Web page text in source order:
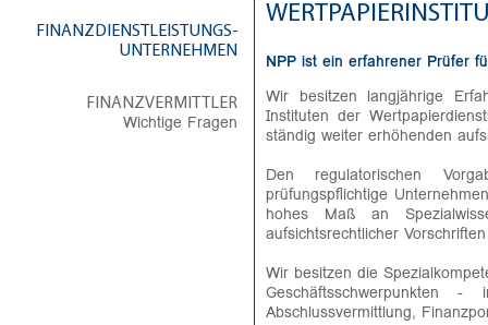
FINANZDIENSTLEISTUNGS­
UNTERNEHMEN
FINANZVERMITTLER
Wichtige Fragen
NPP ist ein erfahrener Prüfer
Wir besitzen langjährige
Instituten der
ständig weiter erhöhenden
Den regulatorischen
prüfungspflichtige
hohes Maß an
aufsichtsrechtlicher
Wir besitzen die
Geschäftsschwerpunkten -
Abschlussvermittlung,